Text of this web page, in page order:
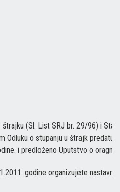
štrajku (Sl. List SRJ br. 29/96) i
Odluku o stupanju u štrajk predatu
i predloženo Uputstvo o
godine organizujete nastavni